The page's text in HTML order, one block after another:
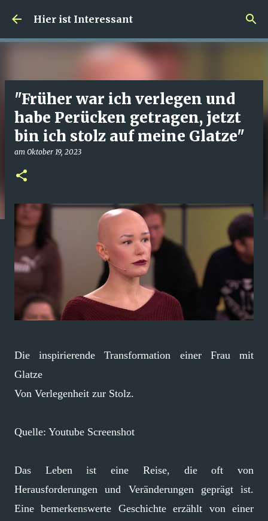
Direkt zum Hauptbereich
Hier ist Interessant
"Früher war ich verlegen und
habe Perücken getragen, jetzt
bin ich stolz auf meine Glatze"
am Oktober 19, 2023
Die inspirierende Transformation einer Frau mit
Glatze
Von Verlegenheit zur Stolz.
Quelle: Youtube Screenshot
Das Leben ist eine Reise, die oft von
Herausforderungen und Veränderungen geprägt ist.
Eine bemerkenswerte Geschichte erzählt von einer